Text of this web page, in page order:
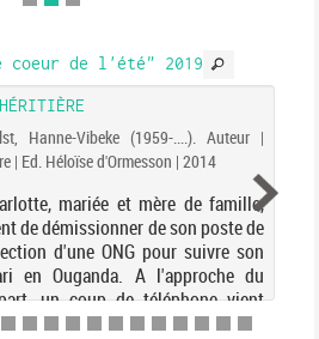
coeur de l'été" 2019
Hanne-Vibeke (1959-....). Auteur |
| Ed. Héloïse d'Ormesson | 2014
mariée et mère de famille,
de démissionner de son poste de
d'une ONG pour suivre son
en Ouganda. A l'approche du
un coup de téléphone vient
le programme : le Premier